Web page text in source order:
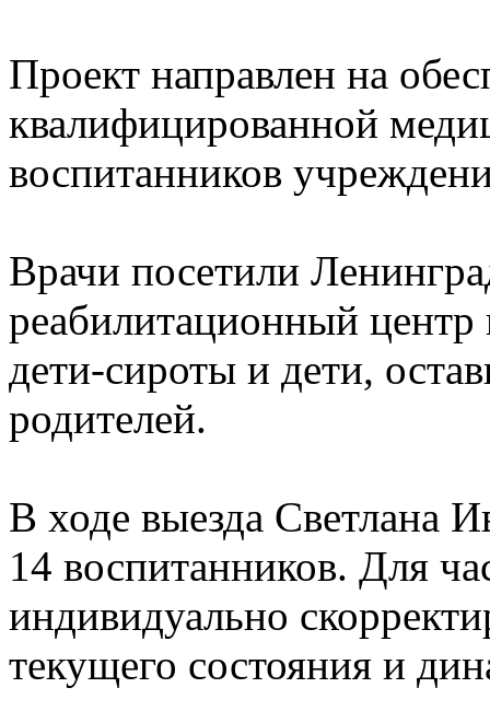
Проект направлен на
квалифицированной
воспитанников
Врачи посетили
реабилитационный
дети-сироты и дети,
родителей.
В ходе выезда Светлана
14 воспитанников. Для
индивидуально
текущего состояния и